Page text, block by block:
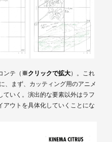
ンテ（ ※クリックで拡大）。これ
、まず、カッティング用のアニメ
ていく。演出的な要素以外はラフ
アウトを具体化していくことにな